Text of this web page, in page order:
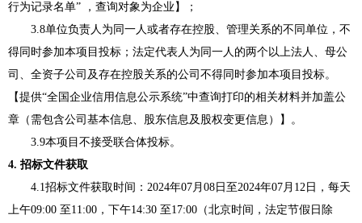
行为记录名单” ，查询对象为企业】；
3.8单位负责人为同一人或者存在控股、管理关系的不同单位，不
得同时参加本项目投标；法定代表人为同一人的两个以上法人、母公
司、全资子公司及存在控股关系的公司不得同时参加本项目投标。
【提供“全国企业信用信息公示系统”中查询打印的相关材料并加盖公
章（需包含公司基本信息、股东信息及股权变更信息）】。
3.9本项目不接受联合体投标。
4. 招标文件获取
4.1招标文件获取时间：2024年07月 08 日至2024年07月 12 日，每天
上午09:00 至11:00，下午14:30 至17:00（北京时间，法定节假日除